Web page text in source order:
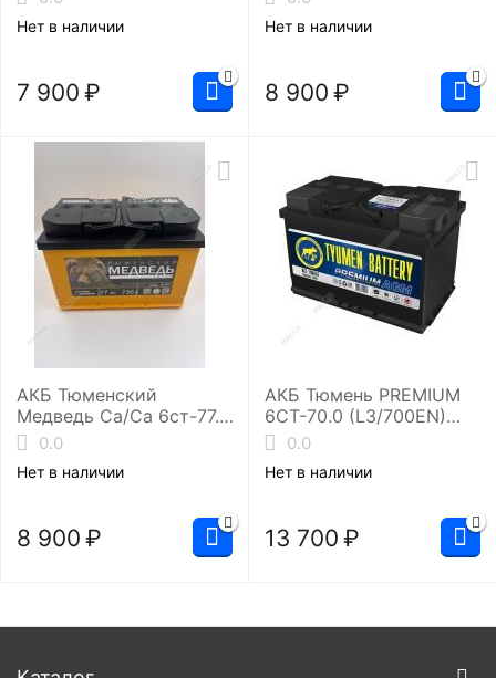
Нет в наличии
7 900 ₽
Нет в наличии
8 900 ₽
АКБ Тюменский
Медведь Ca/Ca 6ст-77.1
(L3/730EN)
0.0
Нет в наличии
8 900 ₽
АКБ Тюмень PREMIUM
6СТ-70.0 (L3/700EN)
VRLA-R AGM
0.0
Нет в наличии
13 700 ₽